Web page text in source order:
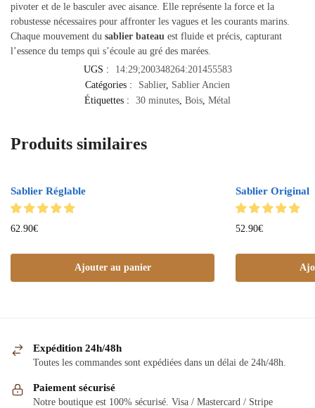
pivoter et de le basculer avec aisance. Elle représente la force et la
robustesse nécessaires pour affronter les vagues et les courants marins.
Chaque mouvement du sablier bateau est fluide et précis, capturant
l’essence du temps qui s’écoule au gré des marées.
UGS :
14:29;200348264:201455583
Catégories :
Sablier, Sablier Ancien
Étiquettes :
30 minutes Bois Métal
Produits similaires
Sablier Réglable
62.90€
Ajouter au panier
Sablier Original
52.90€
Expédition 24h/48h
Toutes les commandes sont expédiées dans un délai de 24h/48h.
Paiement sécurisé
Notre boutique est 100% sécurisé. Visa / Mastercard / Stripe